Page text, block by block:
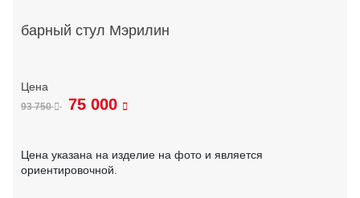
барный стул Мэрилин
93 750 75 000
Цена указана на изделие на фото и является
ориентировочной.